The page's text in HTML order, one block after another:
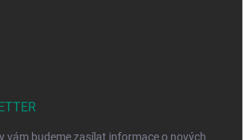
vám budeme zasílat informace o nových